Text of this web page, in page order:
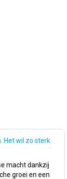
Het wil zo sterk
macht dankzij
groei en een